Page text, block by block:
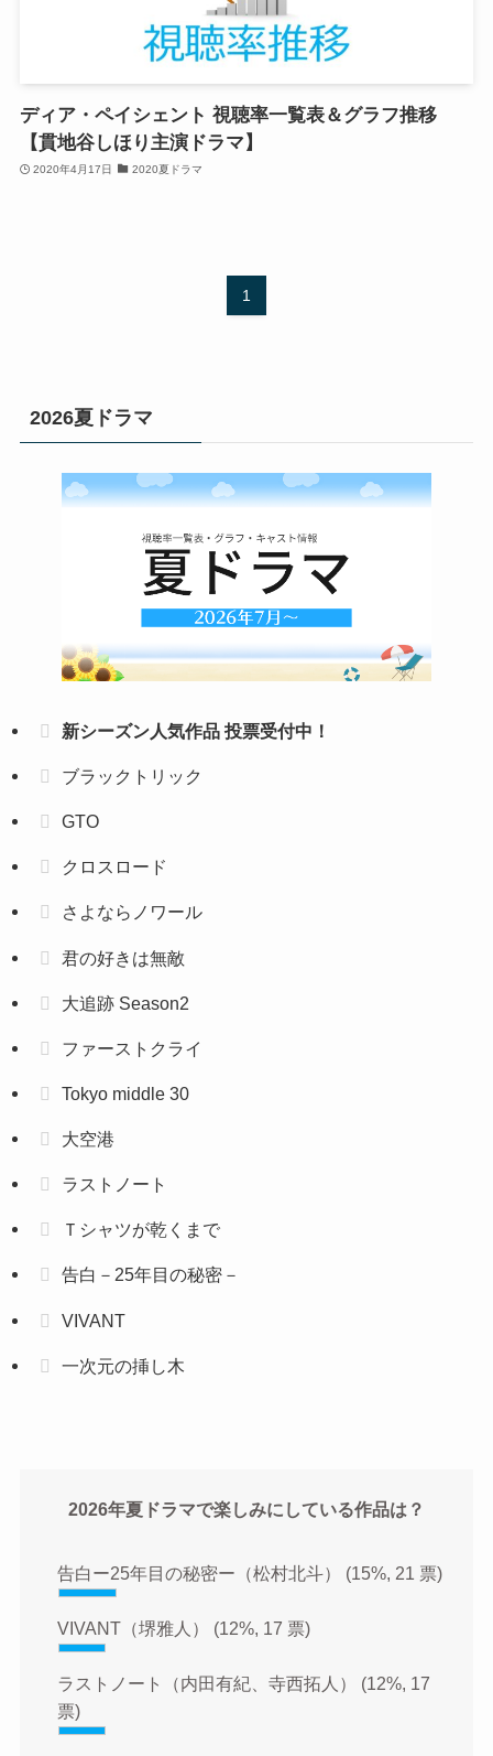
ディア・ペイシェント 視聴率一覧表＆グラフ推移
【貫地谷しほり主演ドラマ】
2020年4月17日 2020夏ドラマ
1
2026夏ドラマ
新シーズン人気作品 投票受付中！
ブラックトリック
GTO
クロスロード
さよならノワール
君の好きは無敵
大追跡 Season2
ファーストクライ
Tokyo middle 30
大空港
ラストノート
Ｔシャツが乾くまで
告白－25年目の秘密－
VIVANT
一次元の挿し木
2026年夏ドラマで楽しみにしている作品は？
告白ー25年目の秘密ー（松村北斗） (15%, 21 票)
VIVANT（堺雅人） (12%, 17 票)
ラストノート（内田有紀、寺西拓人） (12%, 17
票)